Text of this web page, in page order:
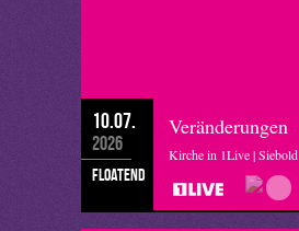
10.07.
2026
floatend
Veränderungen
Kirche in 1Live | Siebold